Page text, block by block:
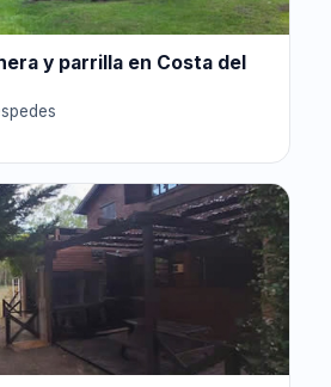
y parrilla en Costa del